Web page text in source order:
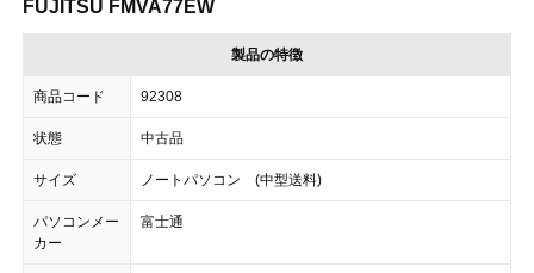
FUJITSU FMVA77EW
製品の特徴
商品コード 92308
状態 中古品
サイズ ノートパソコン (中型送料)
パソコンメー
カー
富士通